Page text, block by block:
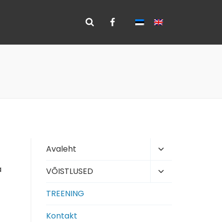
Avaleht
Toggle
menu
VÕISTLUSED
Toggle
TREENING
Kontakt